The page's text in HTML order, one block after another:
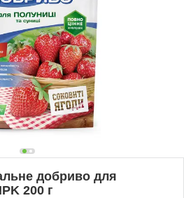
добриво для
200 г